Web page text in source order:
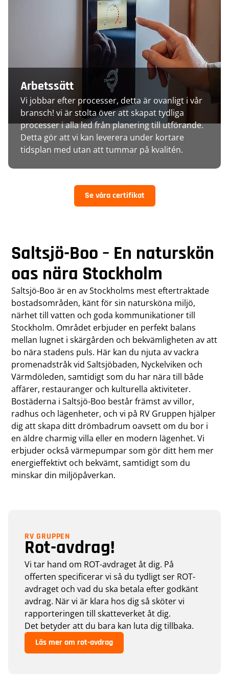
Arbetssätt
Vi jobbar efter processer, detta är ovanligt i vår
bransch! vi är stolta över att skapat tydliga
processer i alla led från planering till utförande.
Detta gör att vi kan leverera under kortare
tidsplan med utan att tummar på kvalitén.
Se våra certifikat
Saltsjö-Boo – En naturskön
oas nära Stockholm
Saltsjö-Boo är en av Stockholms mest eftertraktade
bostadsområden, känt för sin natursköna miljö,
närhet till vatten och goda kommunikationer till
Stockholm. Området erbjuder en perfekt balans
mellan lugnet i skärgården och bekvämligheten av att
bo nära stadens puls. Här kan du njuta av vackra
promenadstråk vid Saltsjöbaden, Nyckelviken och
Värmdöleden, samtidigt som du har nära till både
affärer, restauranger och kulturella aktiviteter.
Bostäderna i Saltsjö-Boo består främst av villor,
radhus och lägenheter, och vi på RV Gruppen hjälper
dig att skapa ditt drömbadrum oavsett om du bor i
en äldre charmig villa eller en modern lägenhet. Vi
erbjuder också värmepumpar som gör ditt hem mer
energieffektivt och bekvämt, samtidigt som du
minskar din miljöpåverkan.
RV GRUPPEN
Rot-avdrag!
Vi tar hand om ROT-avdraget åt dig. På
offerten specificerar vi så du tydligt ser ROT-
avdraget och vad du ska betala efter godkänt
avdrag. När vi är klara hos dig så sköter vi
rapporteringen till skatteverket åt dig.
Det betyder att du bara kan luta dig tillbaka.
Läs mer om rot-avdrag